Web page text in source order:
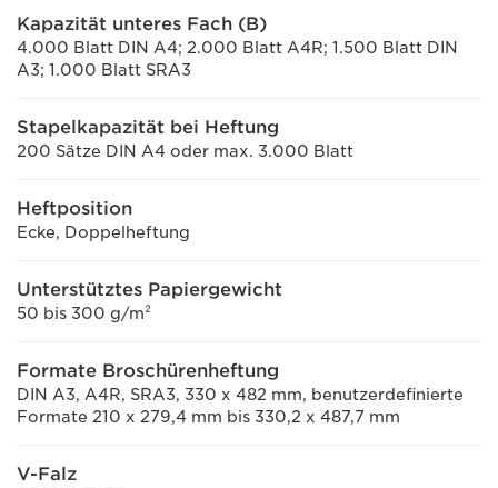
Kapazität unteres Fach (B)
4.000 Blatt DIN A4; 2.000 Blatt A4R; 1.500 Blatt DIN
A3; 1.000 Blatt SRA3
Stapelkapazität bei Heftung
200 Sätze DIN A4 oder max. 3.000 Blatt
Heftposition
Ecke, Doppelheftung
Unterstütztes Papiergewicht
50 bis 300 g/m²
Formate Broschürenheftung
DIN A3, A4R, SRA3, 330 x 482 mm, benutzerdefinierte
Formate 210 x 279,4 mm bis 330,2 x 487,7 mm
V-Falz